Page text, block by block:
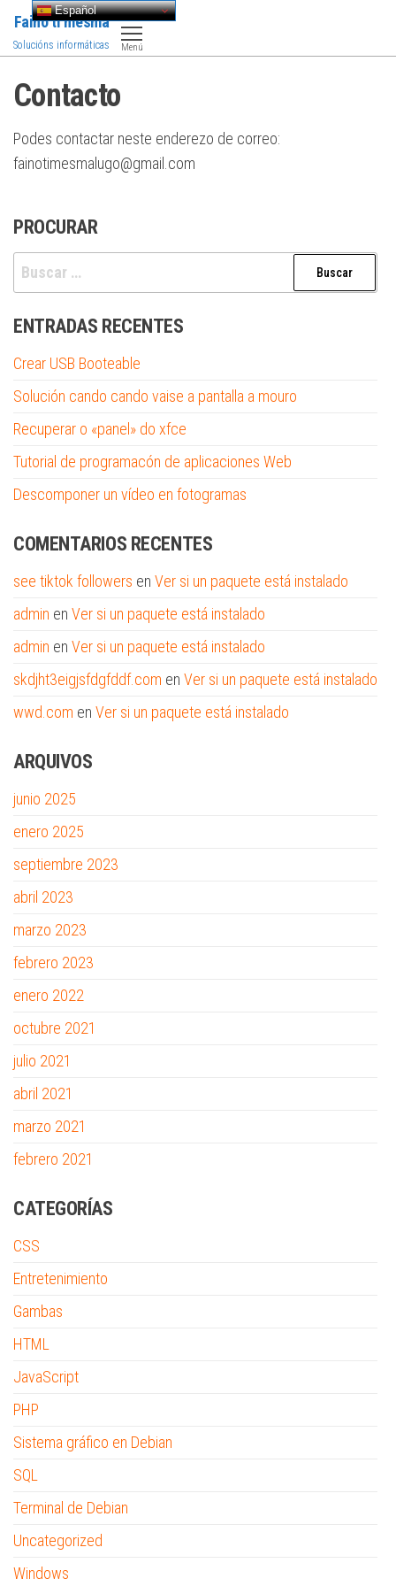
Saltar
contenido
Faino ti mesma
Solucións informáticas Menú
Contacto
Podes contactar neste enderezo de correo:
fainotimesmalugo@gmail.com
PROCURAR
Buscar:
ENTRADAS RECENTES
Crear USB Booteable
Solución cando cando vaise a pantalla a mouro
Recuperar o «panel» do xfce
Tutorial de programacón de aplicaciones Web
Descomponer un vídeo en fotogramas
COMENTARIOS RECENTES
see tiktok followers en Ver si un paquete está instalado
admin en Ver si un paquete está instalado
admin en Ver si un paquete está instalado
skdjht3eigjsfdgfddf.com en Ver si un paquete está instalado
wwd.com en Ver si un paquete está instalado
ARQUIVOS
junio 2025
enero 2025
septiembre 2023
abril 2023
marzo 2023
febrero 2023
enero 2022
octubre 2021
julio 2021
abril 2021
marzo 2021
febrero 2021
CATEGORÍAS
CSS
Entretenimiento
Gambas
HTML
JavaScript
PHP
Sistema gráfico en Debian
SQL
Terminal de Debian
Uncategorized
Windows
Español